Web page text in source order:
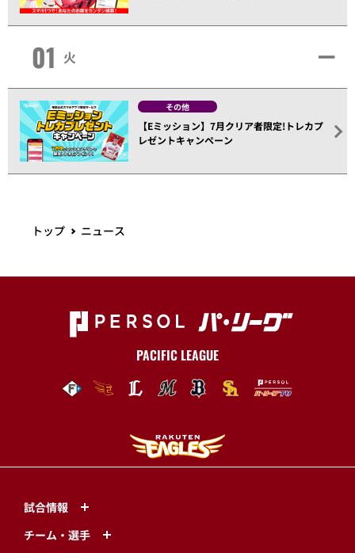
01 火
その他
【Eミッション】7月クリア者限定!トレカプ
レゼントキャンペーン
トップ ニュース
PACIFIC LEAGUE
試合情報
チーム・選手